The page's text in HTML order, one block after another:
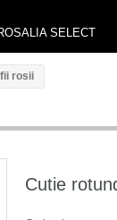
SELECT
rosii
Cutie